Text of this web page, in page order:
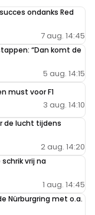
ondanks Red
7 aug. 14:45
“Dan komt de
5 aug. 14:15
must voor F1
3 aug. 14:10
de lucht tijdens
2 aug. 14:20
vrij na
1 aug. 14:45
Nürburgring met o.a.